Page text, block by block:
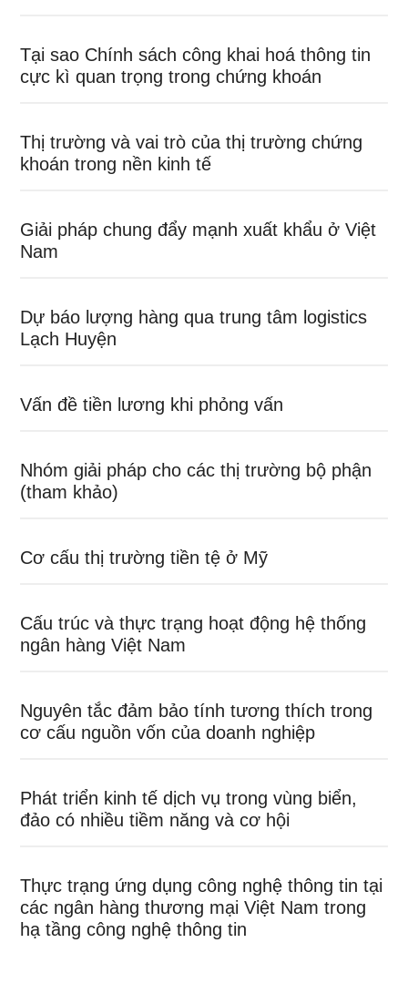
Tại sao Chính sách công khai hoá thông tin
cực kì quan trọng trong chứng khoán
Thị trường và vai trò của thị trường chứng
khoán trong nền kinh tế
Giải pháp chung đẩy mạnh xuất khẩu ở Việt
Nam
Dự báo lượng hàng qua trung tâm logistics
Lạch Huyện
Vấn đề tiền lương khi phỏng vấn
Nhóm giải pháp cho các thị trường bộ phận
(tham khảo)
Cơ cấu thị trường tiền tệ ở Mỹ
Cấu trúc và thực trạng hoạt động hệ thống
ngân hàng Việt Nam
Nguyên tắc đảm bảo tính tương thích trong
cơ cấu nguồn vốn của doanh nghiệp
Phát triển kinh tế dịch vụ trong vùng biển,
đảo có nhiều tiềm năng và cơ hội
Thực trạng ứng dụng công nghệ thông tin tại
các ngân hàng thương mại Việt Nam trong
hạ tầng công nghệ thông tin